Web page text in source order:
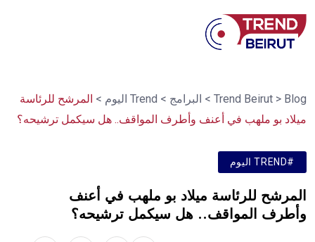
Trend Beirut > Blog
> البرامج > Trend اليوم > المرشح للرئاسة
ميلاد بو ملهب في أعنف وأطرف المواقف.. هل سيكمل ترشيحه؟
#TREND اليوم
المرشح للرئاسة ميلاد بو ملهب في أعنف
وأطرف المواقف.. هل سيكمل ترشيحه؟